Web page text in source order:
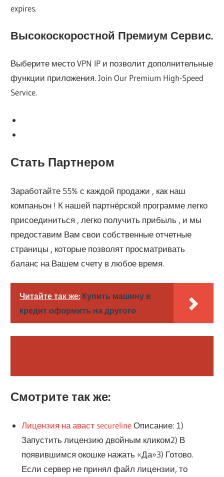
expires.
Высокоскоростной Премиум Сервис.
Выберите место VPN IP и позволит дополнительные
функции приложения. Join Our Premium High-Speed
Service.
Стать Партнером
Заработайте 55% с каждой продажи , как наш
компаньон ! К нашей партнёрской программе легко
присоединиться , легко получить прибыль , и мы
предоставим Вам свои ​​собственные отчетные
страницы , которые позволят просматривать
баланс на Вашем счету в любое время.
Читайте так же: Купить машину в
кредит оформить на другого
Смотрите так же:
Лицензия на аваст securelineОписание: 1)
Запустить лицензию двойным кликом2) В
появившимся окошке нажать «Да»3) Готово.
Если сервер не принял файл лицензии, то